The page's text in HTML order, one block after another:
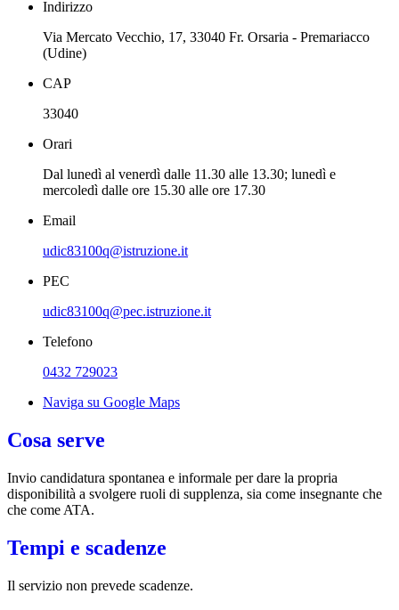
Indirizzo
Via Mercato Vecchio, 17, 33040 Fr. Orsaria - Premariacco
(Udine)
CAP
33040
Orari
Dal lunedì al venerdì dalle 11.30 alle 13.30; lunedì e
mercoledì dalle ore 15.30 alle ore 17.30
Email
udic83100q@istruzione.it
PEC
udic83100q@pec.istruzione.it
Telefono
0432 729023
Naviga su Google Maps
Cosa serve
Invio candidatura spontanea e informale per dare la propria
disponibilità a svolgere ruoli di supplenza, sia come insegnante che
che come ATA.
Tempi e scadenze
Il servizio non prevede scadenze.